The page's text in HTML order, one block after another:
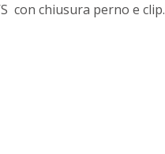
con chiusura perno e clip.